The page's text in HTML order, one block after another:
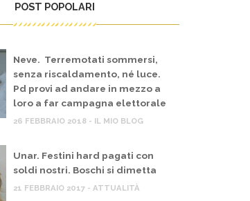
POST POPOLARI
Neve. Terremotati sommersi,
senza riscaldamento, né luce.
Pd provi ad andare in mezzo a
loro a far campagna elettorale
26 FEBBRAIO 2018 - IL MIO BLOG
Unar. Festini hard pagati con
soldi nostri. Boschi si dimetta
21 FEBBRAIO 2017 - ATTUALITÀ